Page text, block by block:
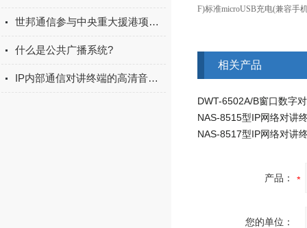
世邦通信参与中央重大援港项目竹篙湾方舱医院建设
什么是公共广播系统?
IP内部通信对讲终端的高清音质与稳定连接性能分析
F)标准microUSB充电(兼容手
相关产品
DWT-6502A/B窗口数字
NAS-8515型IP网络对讲
NAS-8517型IP网络对讲
产品：
您的单位：